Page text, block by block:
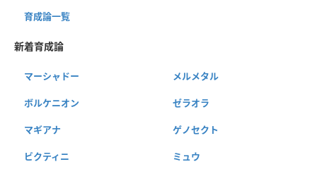
育成論一覧
新着育成論
マーシャドー メルメタル
ボルケニオン ゼラオラ
マギアナ ゲノセクト
ビクティニ ミュウ